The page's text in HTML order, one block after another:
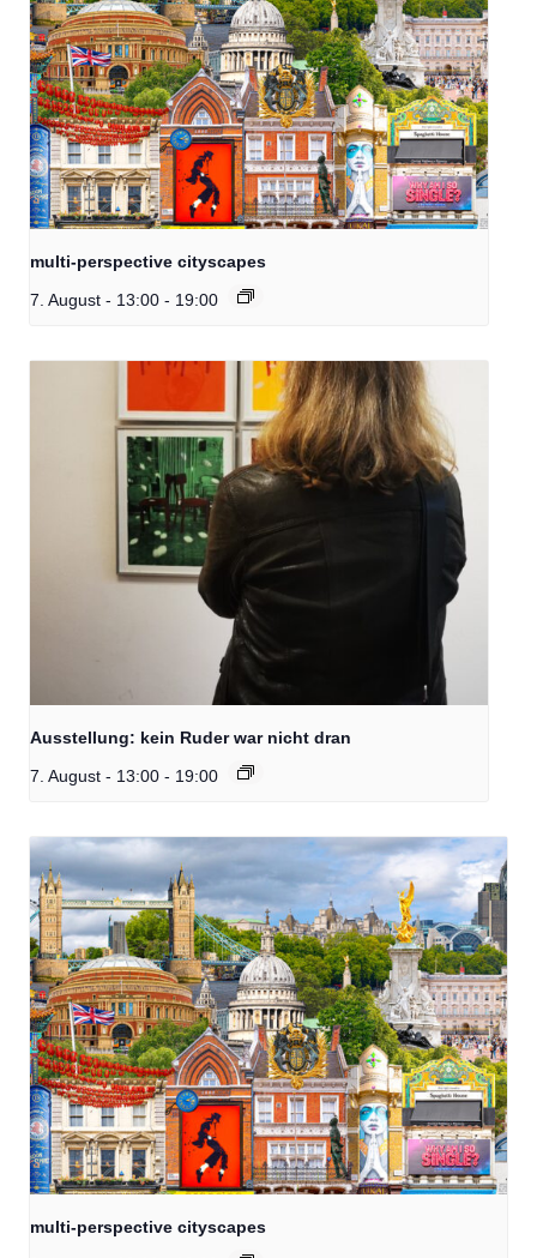
multi-perspective cityscapes
7. August - 13:00 - 19:00
Ausstellung: kein Ruder war nicht dran
7. August - 13:00 - 19:00
multi-perspective cityscapes